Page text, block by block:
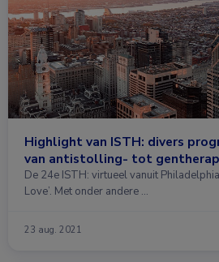
Highlight van ISTH: divers
van antistolling- tot
De 24e ISTH: virtueel vanuit
Love’. Met onder andere …
23 aug. 2021